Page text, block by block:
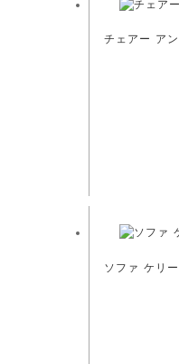
チェアー ア
ソファ ケリ